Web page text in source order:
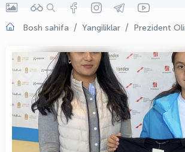
Bosh sahifa Yangiliklar Prezident